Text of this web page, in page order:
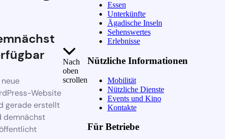
Website
gerade erstellt
demnächst
Nach
oben
scrollen
Essen
Unterkünfte
Ägadische Inseln
Sehenswertes
Erlebnisse
Nützliche Informationen
Mobilität
Nützliche Dienste
Events und Kino
Kontakte
Für Betriebe